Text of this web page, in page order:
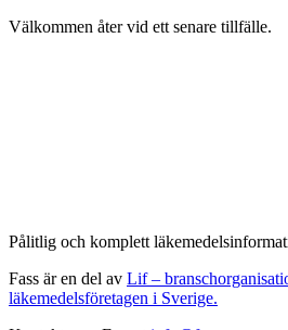
Välkommen åter vid ett senare tillfälle.
Pålitlig och komplett
Fass är en del av Lif –
läkemedelsföretagen i Sverige.